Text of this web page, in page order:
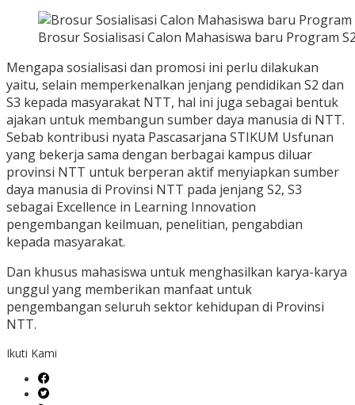
Brosur Sosialisasi Calon Mahasiswa baru Program
Mengapa sosialisasi dan promosi ini perlu dilakukan
yaitu, selain memperkenalkan jenjang pendidikan S2 dan
S3 kepada masyarakat NTT, hal ini juga sebagai bentuk
ajakan untuk membangun sumber daya manusia di NTT.
Sebab kontribusi nyata Pascasarjana STIKUM Usfunan
yang bekerja sama dengan berbagai kampus diluar
provinsi NTT untuk berperan aktif menyiapkan sumber
daya manusia di Provinsi NTT pada jenjang S2, S3
sebagai Excellence in Learning Innovation
pengembangan keilmuan, penelitian, pengabdian
kepada masyarakat.
Dan khusus mahasiswa untuk menghasilkan karya-karya
unggul yang memberikan manfaat untuk
pengembangan seluruh sektor kehidupan di Provinsi
NTT.
Ikuti Kami